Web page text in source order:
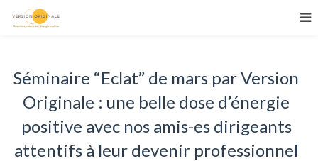
Séminaire “Eclat” de mars par Version
Originale : une belle dose d’énergie
positive avec nos amis-es dirigeants
attentifs à leur devenir professionnel